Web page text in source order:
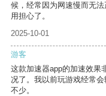
候，经常因为网速慢而无
用担心了。
2025-10-01
游客
这款加速器app的加速效果
况了。我以前玩游戏经常
不少。